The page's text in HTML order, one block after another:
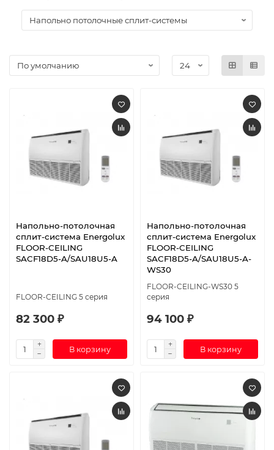
Напольно-потолочная
сплит-система Energolux
FLOOR-CEILING
SACF18D5-A/SAU18U5-A
FLOOR-CEILING 5 серия
82 300 ₽
В корзину
Напольно-потолочная
сплит-система Energolux
FLOOR-CEILING
SACF18D5-A/SAU18U5-A-
WS30
FLOOR-CEILING-WS30 5
серия
94 100 ₽
В корзину